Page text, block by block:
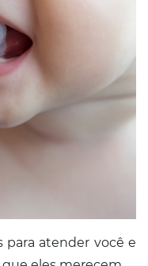
para atender você e